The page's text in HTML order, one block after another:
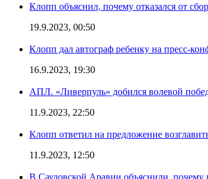
Клопп объяснил, почему отказался от
19.9.2023, 00:50
Клопп дал автограф ребенку на пресс-
16.9.2023, 19:30
АПЛ. «Ливерпуль» добился волевой
11.9.2023, 22:50
Клопп ответил на предложение
11.9.2023, 12:50
В Саудовской Аравии объяснили, почему